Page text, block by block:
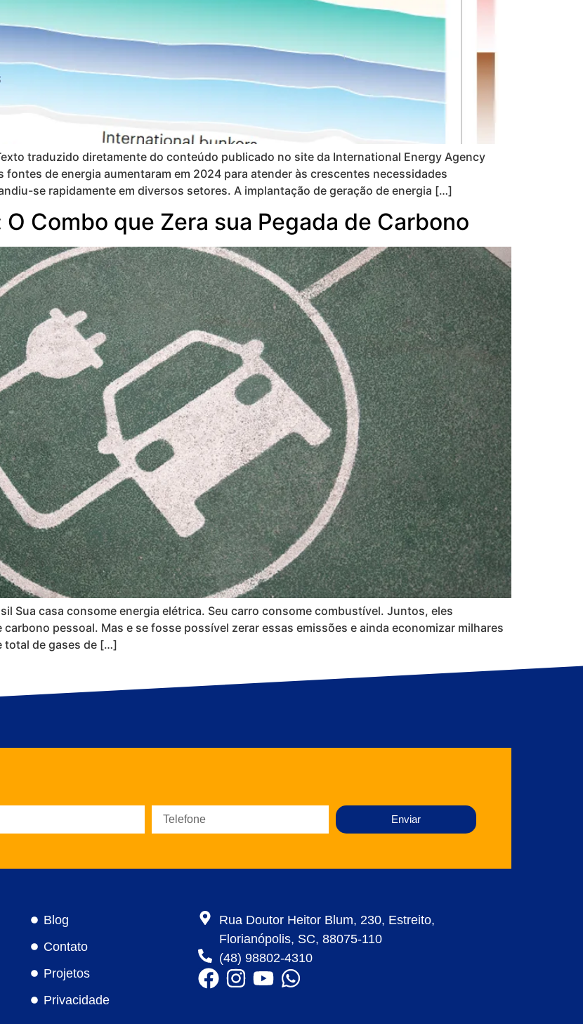
traduzido diretamente do conteúdo publicado no site da International Energy Agency
de energia aumentaram em 2024 para atender às crescentes necessidades
se rapidamente em diversos setores. A implantação de geração de energia […]
Combo que Zera sua Pegada de Carbono
Sua casa consome energia elétrica. Seu carro consome combustível. Juntos, eles
pessoal. Mas e se fosse possível zerar essas emissões e ainda economizar milhares
total de gases de […]
Enviar
Blog
Contato
Projetos
Privacidade
Rua Doutor Heitor Blum, 230, Estreito,
Florianópolis, SC, 88075-110
(48) 98802-4310